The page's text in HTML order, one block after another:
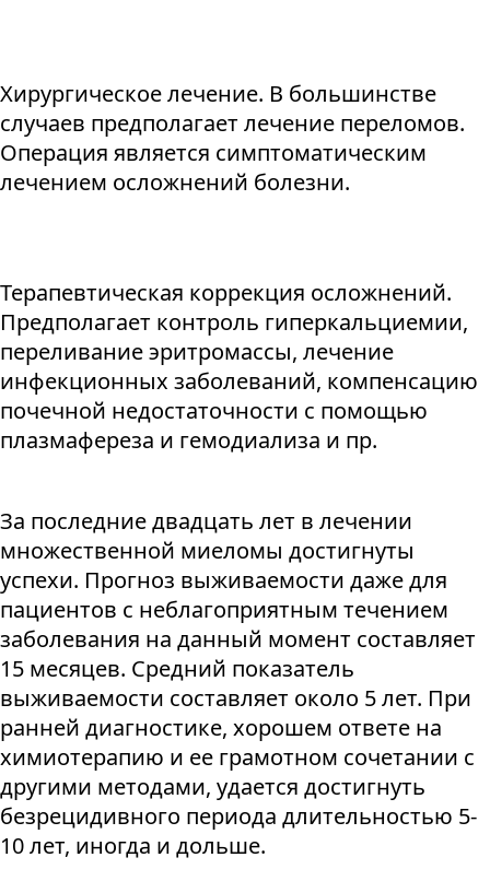
Хирургическое лечение. В большинстве
случаев предполагает лечение переломов.
Операция является симптоматическим
лечением осложнений болезни.
Терапевтическая коррекция осложнений.
Предполагает контроль гиперкальциемии,
переливание эритромассы, лечение
инфекционных заболеваний, компенсацию
почечной недостаточности с помощью
плазмафереза и гемодиализа и пр.
За последние двадцать лет в лечении
множественной миеломы достигнуты
успехи. Прогноз выживаемости даже для
пациентов с неблагоприятным течением
заболевания на данный момент составляет
15 месяцев. Средний показатель
выживаемости составляет около 5 лет. При
ранней диагностике, хорошем ответе на
химиотерапию и ее грамотном сочетании с
другими методами, удается достигнуть
безрецидивного периода длительностью 5-
10 лет, иногда и дольше.